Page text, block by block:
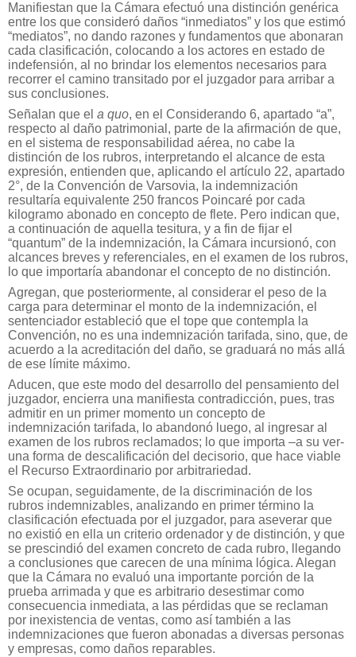
Manifiestan que la Cámara efectuó una distinción genérica
entre los que consideró daños “inmediatos” y los que estimó
“mediatos”, no dando razones y fundamentos que abonaran
cada clasificación, colocando a los actores en estado de
indefensión, al no brindar los elementos necesarios para
recorrer el camino transitado por el juzgador para arribar a
sus conclusiones.
Señalan que el a quo, en el Considerando 6, apartado “a”,
respecto al daño patrimonial, parte de la afirmación de que,
en el sistema de responsabilidad aérea, no cabe la
distinción de los rubros, interpretando el alcance de esta
expresión, entienden que, aplicando el artículo 22, apartado
2°, de la Convención de Varsovia, la indemnización
resultaría equivalente 250 francos Poincaré por cada
kilogramo abonado en concepto de flete. Pero indican que,
a continuación de aquella tesitura, y a fin de fijar el
“quantum” de la indemnización, la Cámara incursionó, con
alcances breves y referenciales, en el examen de los rubros,
lo que importaría abandonar el concepto de no distinción.
Agregan, que posteriormente, al considerar el peso de la
carga para determinar el monto de la indemnización, el
sentenciador estableció que el tope que contempla la
Convención, no es una indemnización tarifada, sino, que, de
acuerdo a la acreditación del daño, se graduará no más allá
de ese límite máximo.
Aducen, que este modo del desarrollo del pensamiento del
juzgador, encierra una manifiesta contradicción, pues, tras
admitir en un primer momento un concepto de
indemnización tarifada, lo abandonó luego, al ingresar al
examen de los rubros reclamados; lo que importa –a su ver-
una forma de descalificación del decisorio, que hace viable
el Recurso Extraordinario por arbitrariedad.
Se ocupan, seguidamente, de la discriminación de los
rubros indemnizables, analizando en primer término la
clasificación efectuada por el juzgador, para aseverar que
no existió en ella un criterio ordenador y de distinción, y que
se prescindió del examen concreto de cada rubro, llegando
a conclusiones que carecen de una mínima lógica. Alegan
que la Cámara no evaluó una importante porción de la
prueba arrimada y que es arbitrario desestimar como
consecuencia inmediata, a las pérdidas que se reclaman
por inexistencia de ventas, como así también a las
indemnizaciones que fueron abonadas a diversas personas
y empresas, como daños reparables.